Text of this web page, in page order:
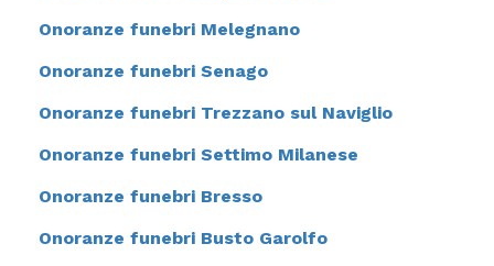
Onoranze funebri Melegnano
Onoranze funebri Senago
Onoranze funebri Trezzano sul Naviglio
Onoranze funebri Settimo Milanese
Onoranze funebri Bresso
Onoranze funebri Busto Garolfo